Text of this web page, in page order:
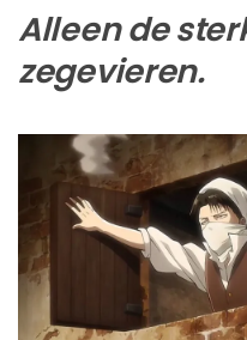
Alleen de
zegevieren.